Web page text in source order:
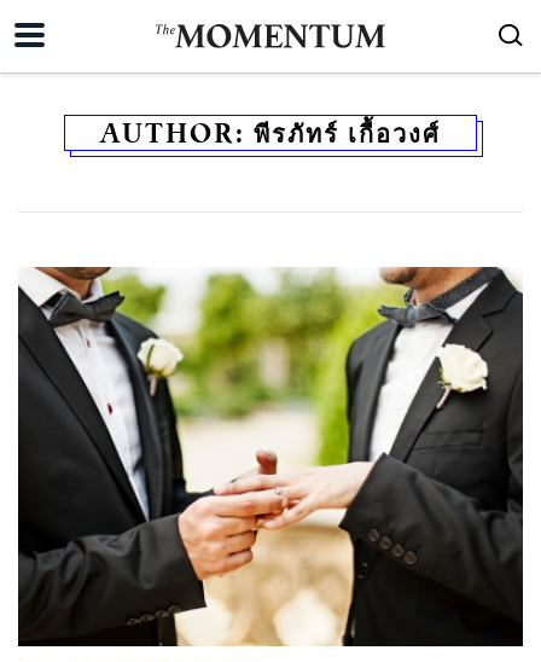
AUTHOR: พีรภัทร์ เกื้อวงศ์